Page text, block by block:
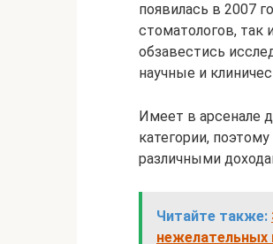
появилась в 2007
стоматологов, так
обзавестись
научные и
Имеет в арсенале
категории,
различными
Читайте также:
нежелательных